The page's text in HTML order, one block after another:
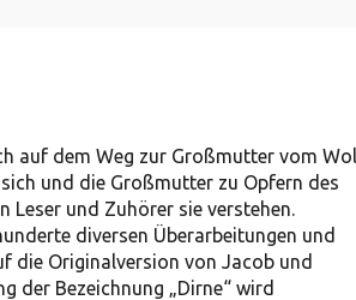
auf dem Weg zur Großmutter vom
und die Großmutter zu Opfern des
und Zuhörer sie verstehen.
diversen Überarbeitungen und
die Originalversion von Jacob und
der Bezeichnung „Dirne“ wird